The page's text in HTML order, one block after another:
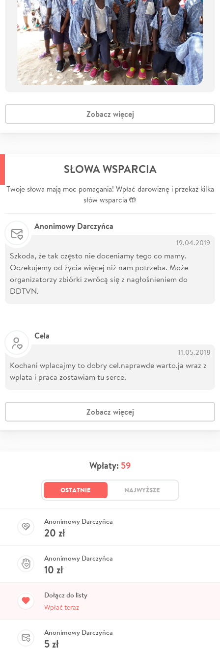
Zobacz więcej
SŁOWA WSPARCIA
Twoje słowa mają moc pomagania! Wpłać darowiznę i przekaż kilka
słów wsparcia 🤲
Anonimowy Darczyńca
19.04.2019
Szkoda, że tak często nie doceniamy tego co mamy.
Oczekujemy od życia więcej niż nam potrzeba. Może
organizatorzy zbiórki zwrócą się z nagłośnieniem do
DDTVN.
Cela
11.05.2018
Kochani wplacajmy to dobry cel.naprawde warto.ja wraz z
wplata i praca zostawiam tu serce.
Zobacz więcej
Wpłaty: 59
OSTATNIE NAJWYŻSZE
Anonimowy Darczyńca
20 zł
Anonimowy Darczyńca
10 zł
Dołącz do listy
Wpłać teraz
Anonimowy Darczyńca
5zł